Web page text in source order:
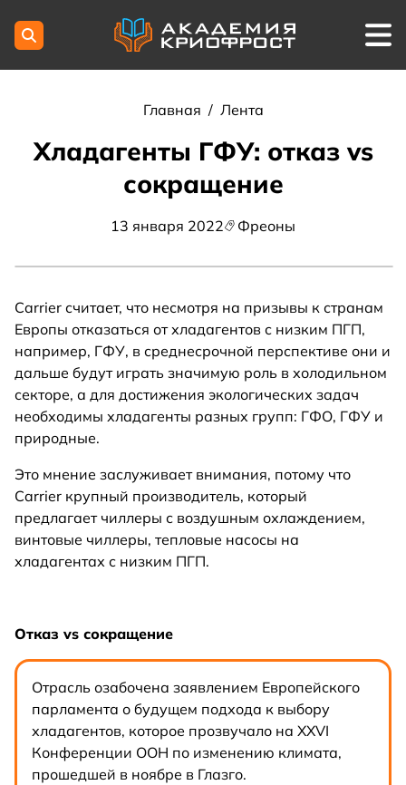
Главная / Лента
Хладагенты ГФУ: отказ vs
сокращение
13 января 2022 Фреоны
Carrier считает, что несмотря на призывы к странам
Европы отказаться от хладагентов с низким ПГП,
например, ГФУ, в среднесрочной перспективе они и
дальше будут играть значимую роль в холодильном
секторе, а для достижения экологических задач
необходимы хладагенты разных групп: ГФО, ГФУ и
природные.
Это мнение заслуживает внимания, потому что
Carrier крупный производитель, который
предлагает чиллеры с воздушным охлаждением,
винтовые чиллеры, тепловые насосы на
хладагентах с низким ПГП.
Отказ vs сокращение
Отрасль озабочена заявлением Европейского
парламента о будущем подхода к выбору
хладагентов, которое прозвучало на XXVI
Конференции ООН по изменению климата,
прошедшей в ноябре в Глазго.